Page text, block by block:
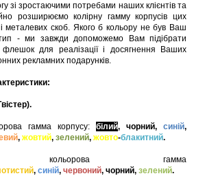
зі зростаючими потребами наших клієнтів та
розширюємо колірну гамму корпусів цих
металевих скоб. Якого б кольору не був Ваш
- ми завжди допоможемо Вам підібрати
флешок для реалізації і досягнення Ваших
рекламних подарунків.
гамма корпусу: білий, чорний, синій,
, жовтий, зелений, жовто-блакитний.
кольорова гамма
, синій, червоний, чорний, зелений.